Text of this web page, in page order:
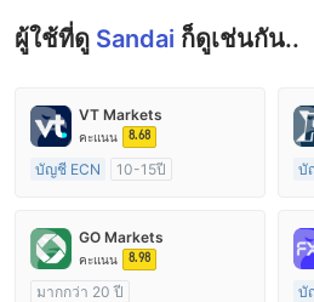
ผู้ใช้ที่ดู Sandai ก็ดูเช่นกัน..
VT Markets
คะแนน 8.68
บัญชี ECN
10-15ปี
ใบอนุญาต MT4 แบบเต็ม
บั
ใ
GO Markets
คะแนน 8.98
มากกว่า 20 ปี
บั